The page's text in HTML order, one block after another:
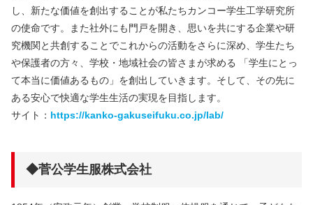
し、新たな価値を創出することが私たちカンコー学生工学研究所
の使命です。また社外にも門戸を開き、思いを共にする企業や研
究機関と共創することでこれからの活動をさらに深め、学生たち
や保護者の方々、学校・地域社会の皆さまが求める 「学生にとっ
て本当に価値あるもの」を創出していきます。そして、その先に
ある安心で快適な学生生活の実現を目指します。
サイト： https://kanko-gakuseifuku.co.jp/lab/
◆菅公学生服株式会社